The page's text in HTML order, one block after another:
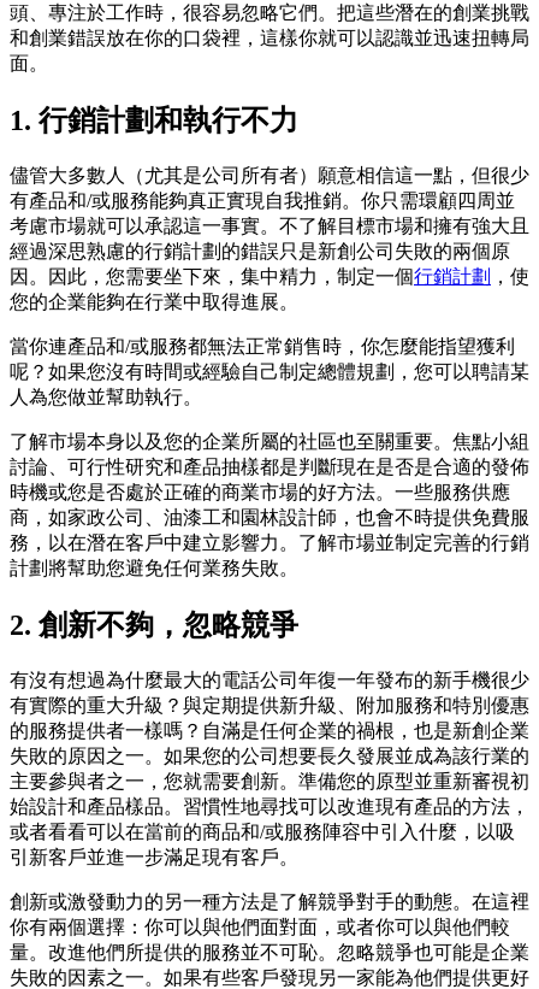
頭、專注於工作時，很容易忽略它們。把這些潛在的創業挑戰
和創業錯誤放在你的口袋裡，這樣你就可以認識並迅速扭轉局
面。
1. 行銷計劃和執行不力
儘管大多數人（尤其是公司所有者）願意相信這一點，但很少
有產品和/或服務能夠真正實現自我推銷。你只需環顧四周並
考慮市場就可以承認這一事實。不了解目標市場和擁有強大且
經過深思熟慮的行銷計劃的錯誤只是新創公司失敗的兩個原
因。因此，您需要坐下來，集中精力，制定一個行銷計劃 ，使
您的企業能夠在行業中取得進展。
當你連產品和/或服務都無法正常銷售時，你怎麼能指望獲利
呢？如果您沒有時間或經驗自己制定總體規劃，您可以聘請某
人為您做並幫助執行。
了解市場本身以及您的企業所屬的社區也至關重要。焦點小組
討論、可行性研究和產品抽樣都是判斷現在是否是合適的發佈
時機或您是否處於正確的商業市場的好方法。一些服務供應
商，如家政公司、油漆工和園林設計師，也會不時提供免費服
務，以在潛在客戶中建立影響力。了解市場並制定完善的行銷
計劃將幫助您避免任何業務失敗。
2. 創新不夠，忽略競爭
有沒有想過為什麼最大的電話公司年復一年發布的新手機很少
有實際的重大升級？與定期提供新升級、附加服務和特別優惠
的服務提供者一樣嗎？自滿是任何企業的禍根，也是新創企業
失敗的原因之一。如果您的公司想要長久發展並成為該行業的
主要參與者之一，您就需要創新。準備您的原型並重新審視初
始設計和產品樣品。習慣性地尋找可以改進現有產品的方法，
或者看看可以在當前的商品和/或服務陣容中引入什麼，以吸
引新客戶並進一步滿足現有客戶。
創新或激發動力的另一種方法是了解競爭對手的動態。在這裡
你有兩個選擇：你可以與他們面對面，或者你可以與他們較
量。改進他們所提供的服務並不可恥。忽略競爭也可能是企業
失敗的因素之一。如果有些客戶發現另一家能為他們提供更好